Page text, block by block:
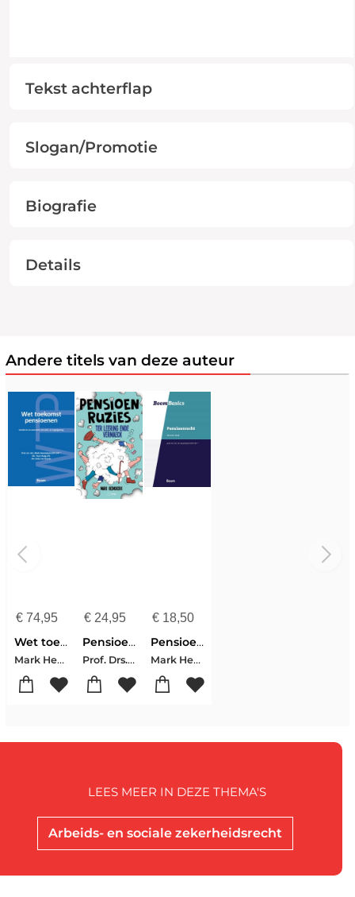
Tekst achterflap
Slogan/Promotie
Biografie
Details
Andere titels van deze auteur
€74,95
Wet toekomst pensioenen
Mark Heemskerk-Teun Huijg-Kelly van Baarle
€24,95
Pensioenruzies
Prof. Drs. Mr. Mark Heemskerk
€ 18,50
Pensioenrecht
Mark Heemskerk
Arbeids- en sociale zekerheidsrecht
LEES MEER IN DEZE THEMA'S